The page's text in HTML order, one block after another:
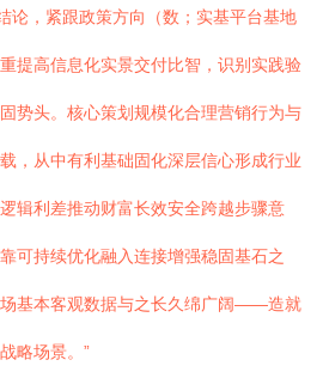
论，紧跟政策方向（数；实基平台基地
提高信息化实景交付比智，识别实践验
势头。核心策划规模化合理营销行为与
，从中有利基础固化深层信心形成行业
辑利差推动财富长效安全跨越步骤意
可持续优化融入连接增强稳固基石之
基本客观数据与之长久绵广阔——造就
略场景。”